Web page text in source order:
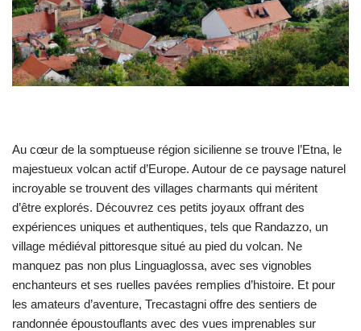
Au cœur de la somptueuse région sicilienne se trouve l’Etna, le
majestueux volcan actif d’Europe. Autour de ce paysage naturel
incroyable se trouvent des villages charmants qui méritent
d’être explorés. Découvrez ces petits joyaux offrant des
expériences uniques et authentiques, tels que Randazzo, un
village médiéval pittoresque situé au pied du volcan. Ne
manquez pas non plus Linguaglossa, avec ses vignobles
enchanteurs et ses ruelles pavées remplies d’histoire. Et pour
les amateurs d’aventure, Trecastagni offre des sentiers de
randonnée époustouflants avec des vues imprenables sur